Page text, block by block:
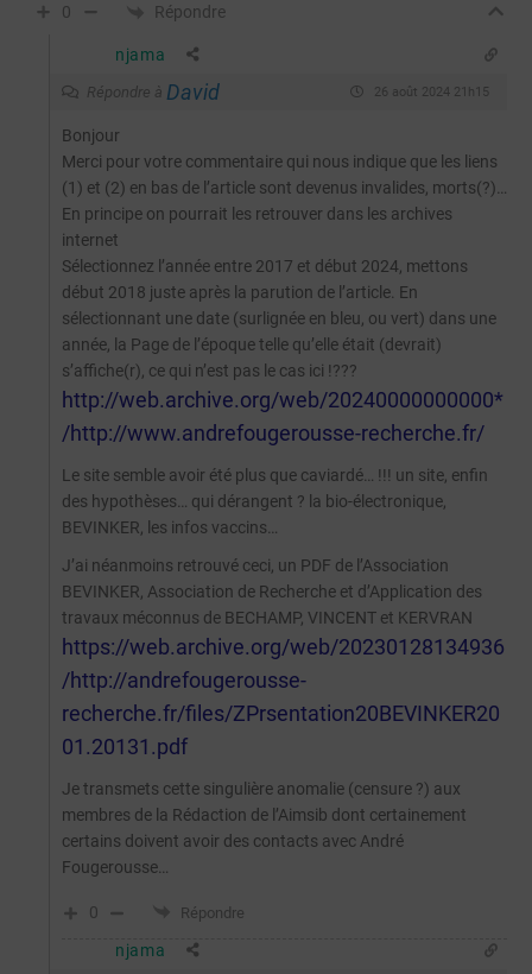
0 Répondre
njama
Répondre à David 26 août 2024 21h15
Bonjour
Merci pour votre commentaire qui nous indique que les liens
(1) et (2) en bas de l’article sont devenus invalides, morts(?)…
En principe on pourrait les retrouver dans les archives
internet
Sélectionnez l’année entre 2017 et début 2024, mettons
début 2018 juste après la parution de l’article. En
sélectionnant une date (surlignée en bleu, ou vert) dans une
année, la Page de l’époque telle qu’elle était (devrait)
s’affiche(r), ce qui n’est pas le cas ici !???
http://web.archive.org/web/20240000000000*
/http://www.andrefougerousse-recherche.fr/
Le site semble avoir été plus que caviardé… !!! un site, enfin
des hypothèses… qui dérangent ? la bio-électronique,
BEVINKER, les infos vaccins…
J’ai néanmoins retrouvé ceci, un PDF de l’Association
BEVINKER, Association de Recherche et d’Application des
travaux méconnus de BECHAMP, VINCENT et KERVRAN
https://web.archive.org/web/20230128134936
/http://andrefougerousse-
recherche.fr/files/ZPrsentation20BEVINKER20
01.20131.pdf
Je transmets cette singulière anomalie (censure ?) aux
membres de la Rédaction de l’Aimsib dont certainement
certains doivent avoir des contacts avec André
Fougerousse…
0 Répondre
njama